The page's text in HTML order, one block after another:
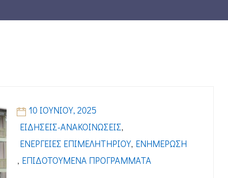
10 ΙΟΥΝΊΟΥ, 2025
ΕΙΔΉΣΕΙΣ-ΑΝΑΚΟΙΝΏΣΕΙΣ,
ΕΝΈΡΓΕΙΕΣ ΕΠΙΜΕΛΗΤΗΡΊΟΥ, ΕΝΗΜΈΡΩΣΗ
, ΕΠΙΔΟΤΟΎΜΕΝΑ ΠΡΟΓΡΆΜΜΑΤΑ